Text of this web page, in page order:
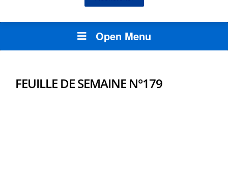
Open Menu
FEUILLE DE SEMAINE N°179